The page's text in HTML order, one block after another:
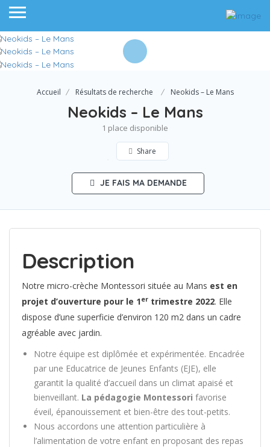
Accueil Résultats de recherche Neokids – Le Mans
Neokids – Le Mans
1 place disponible
Share
JE FAIS MA DEMANDE
Description
Notre micro-crèche Montessori située au Mans est en
projet d’ouverture pour le 1er trimestre 2022. Elle
dispose d’une superficie d’environ 120 m2 dans un cadre
agréable avec jardin.
Notre équipe est diplômée et expérimentée. Encadrée
par une Educatrice de Jeunes Enfants (EJE), elle
garantit la qualité d’accueil dans un climat apaisé et
bienveillant. La pédagogie Montessori favorise
éveil, épanouissement et bien-être des tout-petits.
Nous accordons une attention particulière à
l’alimentation de votre enfant en proposant des repas